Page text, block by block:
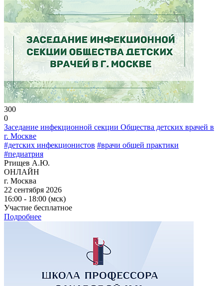
300
0
Заседание инфекционной секции Общества детских врачей в
г. Москве
#детских инфекционистов #врачи общей практики
#педиатрия
Ртищев А.Ю.
ОНЛАЙН
г. Москва
22 сентября 2026
16:00 - 18:00 (мск)
Участие бесплатное
Подробнее